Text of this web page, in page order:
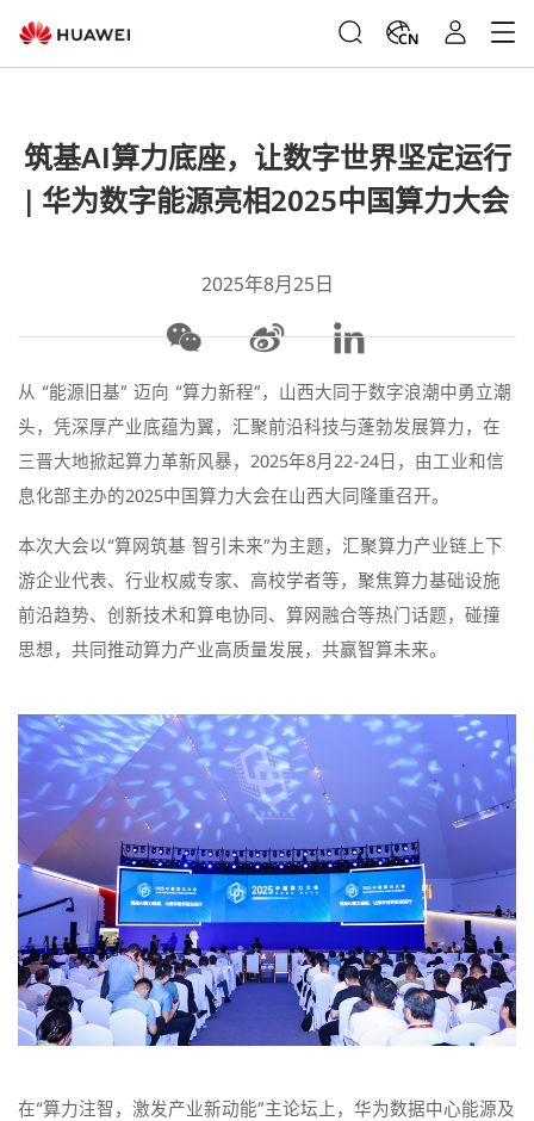
CN
筑基AI算力底座，让数字世界坚定运行
| 华为数字能源亮相2025中国算力大会
2025年8月25日
从 “能源旧基” 迈向 “算力新程”， 山西大同于数字浪潮中勇立潮
头，凭深厚产业底蕴为翼，汇聚前沿科技与蓬勃发展算力，在
三晋大地掀起算力革新风暴， 2025年8月22-24日，由工业和信
息化部主办的2025中国算力大会在山西大同隆重召开。
本次大会以“算网筑基 智引未来”为主题，汇聚算力产业链上下
游企业代表、行业权威专家、高校学者等，聚焦算力基础设施
前沿趋势、创新技术和算电协同、算网融合等热门话题，碰撞
思想，共同推动算力产业高质量发展，共赢智算未来。
在“算力注智，激发产业新动能”主论坛上，华为数据中心能源及